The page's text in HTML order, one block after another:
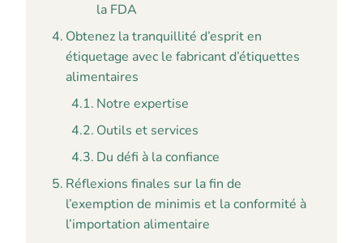
la FDA
Obtenez la tranquillité d’esprit en
étiquetage avec le fabricant d’étiquettes
alimentaires
Notre expertise
Outils et services
Du défi à la confiance
Réflexions finales sur la fin de
l’exemption de minimis et la conformité à
l’importation alimentaire